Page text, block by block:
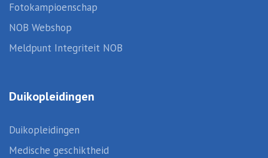
Fotokampioenschap
NOB Webshop
Meldpunt Integriteit NOB
Duikopleidingen
Duikopleidingen
Medische geschiktheid